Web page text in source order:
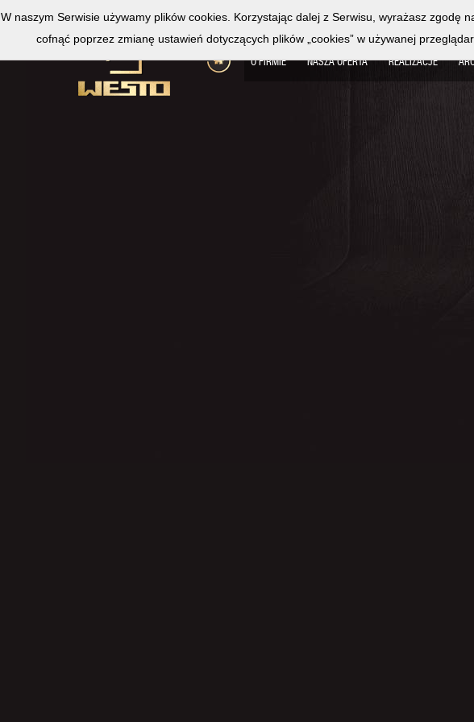
O FIRMIE NASZA OFERTA REALIZACJE
W naszym Serwisie używamy plików cookies. Korzystając dalej z Serwisu, wyrażasz zgodę
cofnąć poprzez zmianę ustawień dotyczących plików „cookies” w używanej